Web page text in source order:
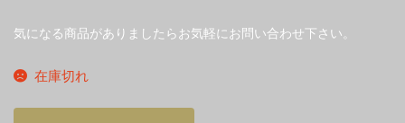
気になる商品がありましたらお気軽にお問い合わせ下さい。
在庫切れ